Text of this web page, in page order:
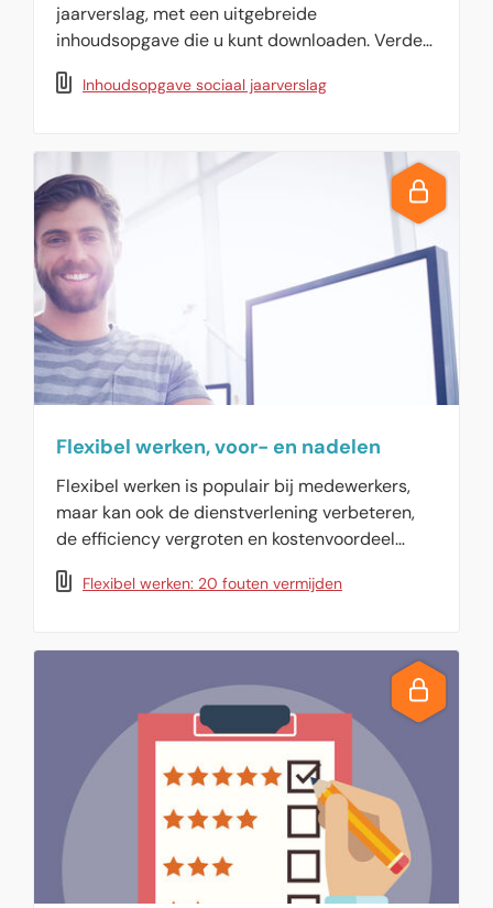
jaarverslag, met een uitgebreide
inhoudsopgave die u kunt downloaden. Verder
verwijzingen naar andere relevante informatie
in HR Tools & Extra`s.
Inhoudsopgave sociaal jaarverslag
Flexibel werken, voor- en nadelen
Flexibel werken is populair bij medewerkers,
maar kan ook de dienstverlening verbeteren,
de efficiency vergroten en kostenvoordeel
opleveren. Hier vindt u een overzicht van de
voor- en nadelen en een lijst met de 20 meest
Flexibel werken: 20 fouten vermijden